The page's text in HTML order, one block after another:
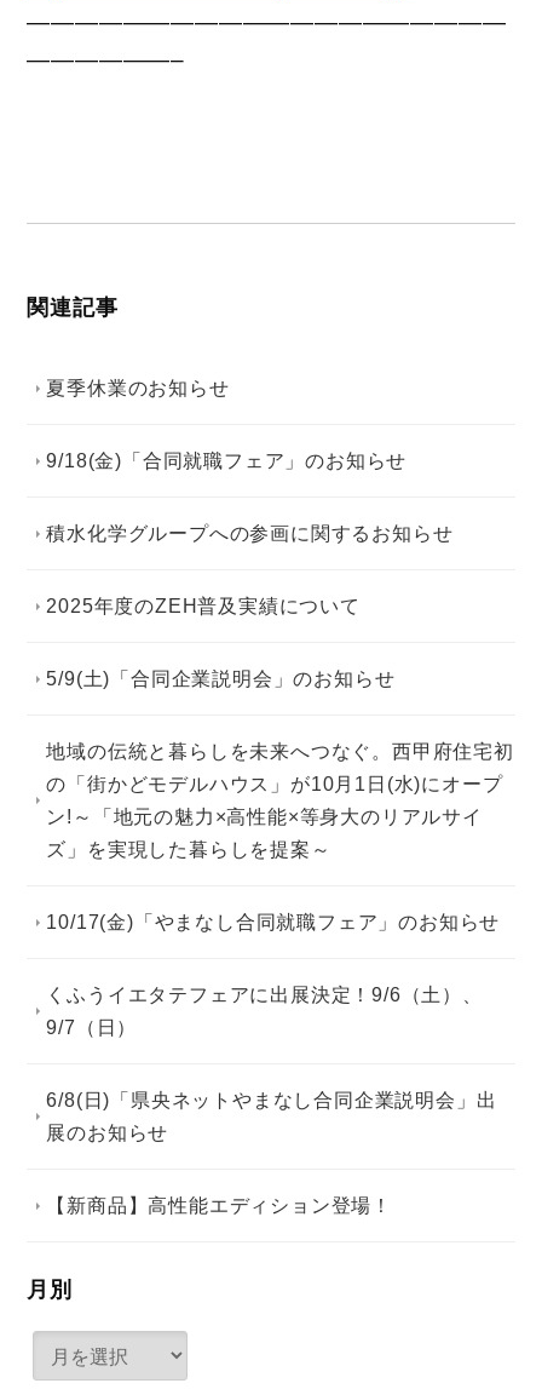
————————————————————
——————–
関連記事
夏季休業のお知らせ
9/18(金)「合同就職フェア」のお知らせ
積水化学グループへの参画に関するお知らせ
2025年度のZEH普及実績について
5/9(土)「合同企業説明会」のお知らせ
地域の伝統と暮らしを未来へつなぐ。西甲府住宅初
の「街かどモデルハウス」が10月1日(水)にオープ
ン!～「地元の魅力×高性能×等身大のリアルサイ
ズ」を実現した暮らしを提案～
10/17(金)「やまなし合同就職フェア」のお知らせ
くふうイエタテフェアに出展決定！9/6（土）、
9/7（日）
6/8(日)「県央ネットやまなし合同企業説明会」出
展のお知らせ
【新商品】高性能エディション登場！
月別